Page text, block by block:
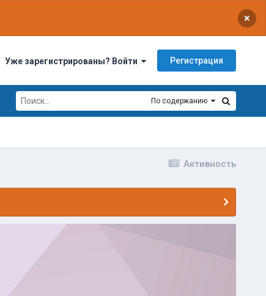
×
Уже зарегистрированы? Войти Регистрация
По содержанию
Активность